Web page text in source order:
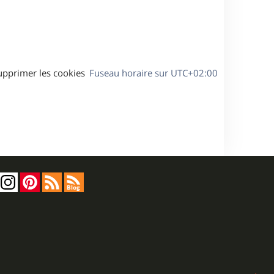
Fuseau horaire sur UTC+02:00
les cookies